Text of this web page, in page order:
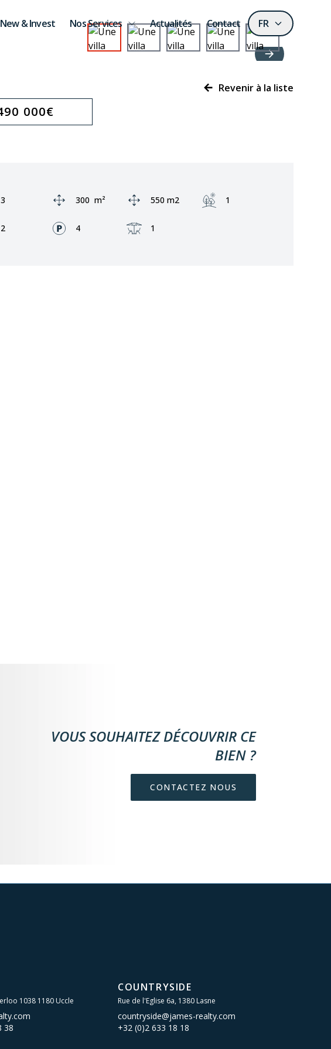
New & Invest Nos Services Actualités Contact FR
Revenir à la liste
000€
Rooms:
3 Zone:
300 m² Ground area:
550 m2 Jardin:
1
Bathrooms:
2 Façades:
4 Terrasse:
1
VOUS SOUHAITEZ DÉCOUVRIR CE
BIEN ?
CONTACTEZ NOUS
1038 1180 Uccle
38
COUNTRYSIDE
Rue de l'Eglise 6a, 1380 Lasne
countryside@james-realty.com
+32 (0)2 633 18 18